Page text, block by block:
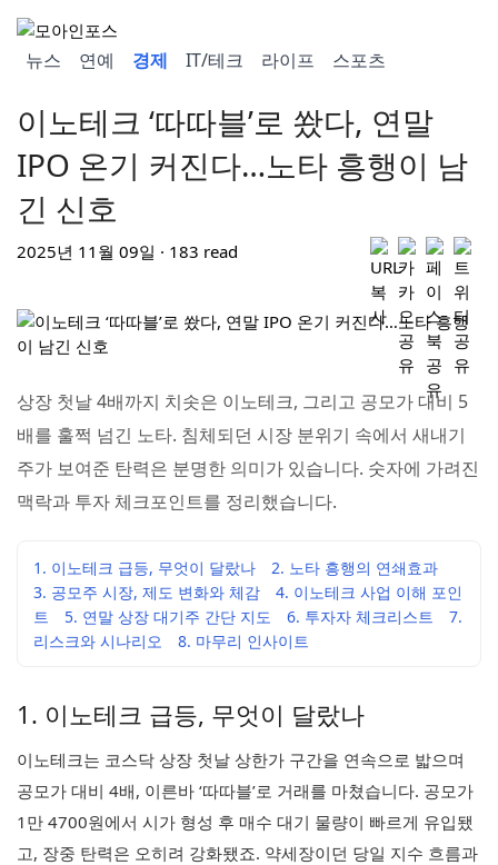
뉴스 연예 경제 IT/테크 라이프 스포츠
이노테크 ‘따따블’로 쐈다, 연말
IPO 온기 커진다…노타 흥행이 남
긴 신호
2025년 11월 09일 · 183 read
상장 첫날 4배까지 치솟은 이노테크, 그리고 공모가 대비 5
배를 훌쩍 넘긴 노타. 침체되던 시장 분위기 속에서 새내기
주가 보여준 탄력은 분명한 의미가 있습니다. 숫자에 가려진
맥락과 투자 체크포인트를 정리했습니다.
1. 이노테크 급등, 무엇이 달랐나
2. 노타 흥행의 연쇄효과
3. 공모주 시장, 제도 변화와 체감
4. 이노테크 사업 이해 포인
트
5. 연말 상장 대기주 간단 지도 6. 투자자 체크리스트
7.
리스크와 시나리오
8. 마무리 인사이트
1. 이노테크 급등, 무엇이 달랐나
이노테크는 코스닥 상장 첫날 상한가 구간을 연속으로 밟으며
공모가 대비 4배, 이른바 ‘따따블’로 거래를 마쳤습니다. 공모가
1만 4700원에서 시가 형성 후 매수 대기 물량이 빠르게 유입됐
고, 장중 탄력은 오히려 강화됐죠. 약세장이던 당일 지수 흐름과